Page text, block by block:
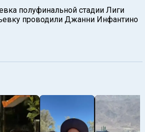
полуфинальной стадии Лиги
проводили Джанни Инфантино